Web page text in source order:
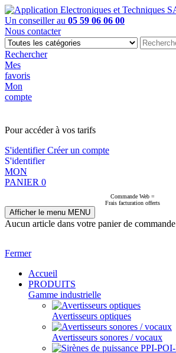
Un conseiller au 05 59 06 06 00
Nous contacter
Rechercher
Mes
favoris
Mon
compte
Pour accéder à vos tarifs
S'identifierCréer un compte
S'identifier
MON
PANIER 0
Commande Web =
Frais facturation offerts
Afficher le menu MENU
Aucun article dans votre panier de commande
Fermer
Accueil
PRODUITS
Gamme industrielle
Avertisseurs optiques
Avertisseurs sonores / vocaux